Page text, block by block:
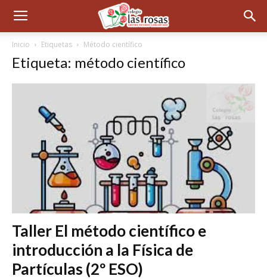
Inicio Etiquetas Método científico
Etiqueta: método científico
Taller El método científico e
introducción a la Física de
Partículas (2º ESO)